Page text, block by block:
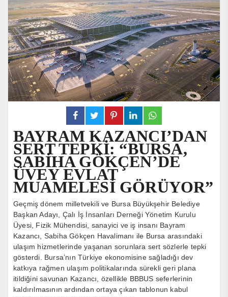
BAYRAM KAZANCI’DAN
SERT TEPKİ: “BURSA,
SABİHA GÖKÇEN’DE
ÜVEY EVLAT
MUAMELESİ GÖRÜYOR”
Geçmiş dönem milletvekili ve Bursa Büyükşehir Belediye
Başkan Adayı, Çalı İş İnsanları Derneği Yönetim Kurulu
Üyesi, Fizik Mühendisi, sanayici ve iş insanı Bayram
Kazancı, Sabiha Gökçen Havalimanı ile Bursa arasındaki
ulaşım hizmetlerinde yaşanan sorunlara sert sözlerle tepki
gösterdi. Bursa’nın Türkiye ekonomisine sağladığı dev
katkıya rağmen ulaşım politikalarında sürekli geri plana
itildiğini savunan Kazancı, özellikle BBBUS seferlerinin
kaldırılmasının ardından ortaya çıkan tablonun kabul